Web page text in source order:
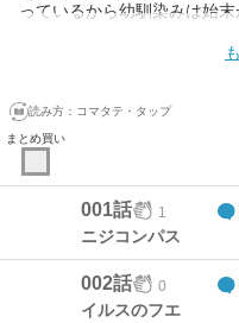
っているから幼馴染みは始
読み方： コマタテ・タップ
まとめ買い
001話 1
ニジコンパス
002話 0
イルスのフエ